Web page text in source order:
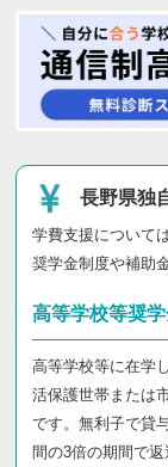
長野県独
学費支援について
奨学金制度や補助
高等学校等奨学
高等学校等に在学
活保護世帯または
です。無利子で貸
間の3倍の期間で返